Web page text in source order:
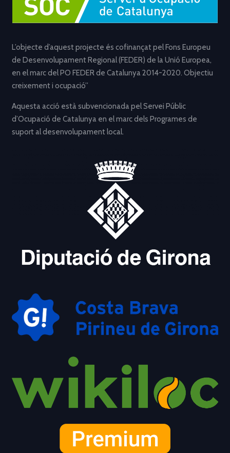
L’objecte d’aquest projecte és cofinançat pel Fons Europeu
de Desenvolupament Regional (FEDER) de la Unió Europea,
en el marc del PO FEDER de Catalunya 2014-2020. Objectiu
creixement i ocupació”
Aquesta acció està subvencionada pel Servei Públic
d’Ocupació de Catalunya en el marc dels Programes de
suport al desenvolupament local.